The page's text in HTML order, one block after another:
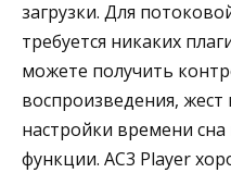
загрузки. Для
требуется никаких
можете получить
воспроизведения,
настройки времени
функции. AC3 Player